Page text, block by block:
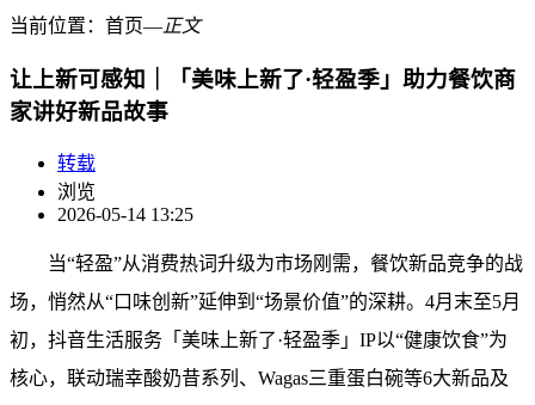
当前位置： 首页―正文
让上新可感知｜「美味上新了·轻盈季」助力餐饮商
家讲好新品故事
转载
浏览
2026-05-14 13:25
当“轻盈”从消费热词升级为市场刚需，餐饮新品竞争的战
场，悄然从“口味创新”延伸到“场景价值”的深耕。4月末至5月
初，抖音生活服务「美味上新了·轻盈季」IP以“健康饮食”为
核心，联动瑞幸酸奶昔系列、Wagas三重蛋白碗等6大新品及